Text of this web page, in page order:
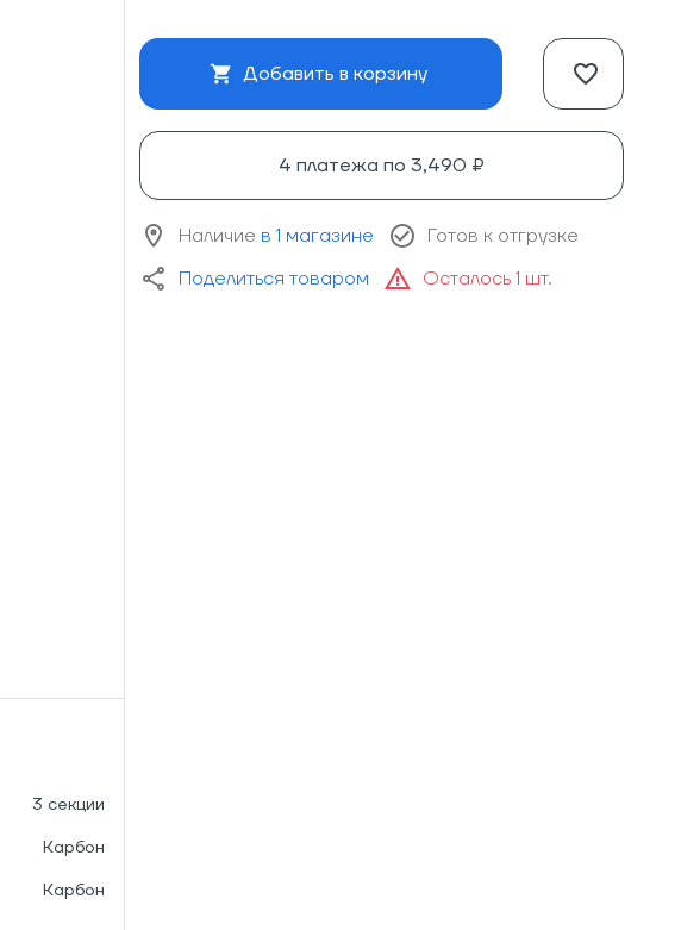
3 секции
Карбон
Карбон
Добавить в корзину
4 платежа по 3,490 ₽
Наличие в 1 магазине
Готов к отгрузке
Поделиться товаром
Осталось 1 шт.